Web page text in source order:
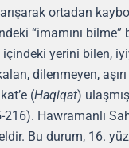
ortadan
“imamını
yerini bilen,
dilenmeyen,
(Haqiqat)
Hawramanlı
Bu durum, 16.